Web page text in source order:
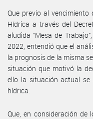
Que previo al
Hídrica a través del
aludida “Mesa de
2022, entendió que el
la prognosis de la misma
situación que motivó la
ello la situación actual
hídrica.
Que, en consideración